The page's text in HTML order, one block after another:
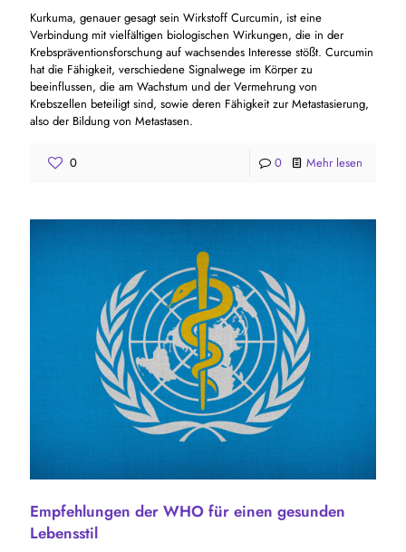
Kurkuma, genauer gesagt sein Wirkstoff Curcumin, ist eine
Verbindung mit vielfältigen biologischen Wirkungen, die in der
Krebspräventionsforschung auf wachsendes Interesse stößt. Curcumin
hat die Fähigkeit, verschiedene Signalwege im Körper zu
beeinflussen, die am Wachstum und der Vermehrung von
Krebszellen beteiligt sind, sowie deren Fähigkeit zur Metastasierung,
also der Bildung von Metastasen.
0 0 Mehr lesen
Empfehlungen der WHO für einen gesunden
Lebensstil